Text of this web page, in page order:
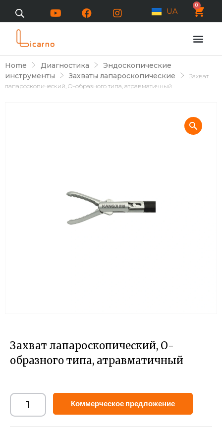
UA
0
Home Диагностика
Эндоскопические
инструменты
Захваты лапароскопические
Захват
лапароскопический, О-образного типа, атравматичный
Захват лапароскопический, О-
образного типа, атравматичный
Коммерческое предложение